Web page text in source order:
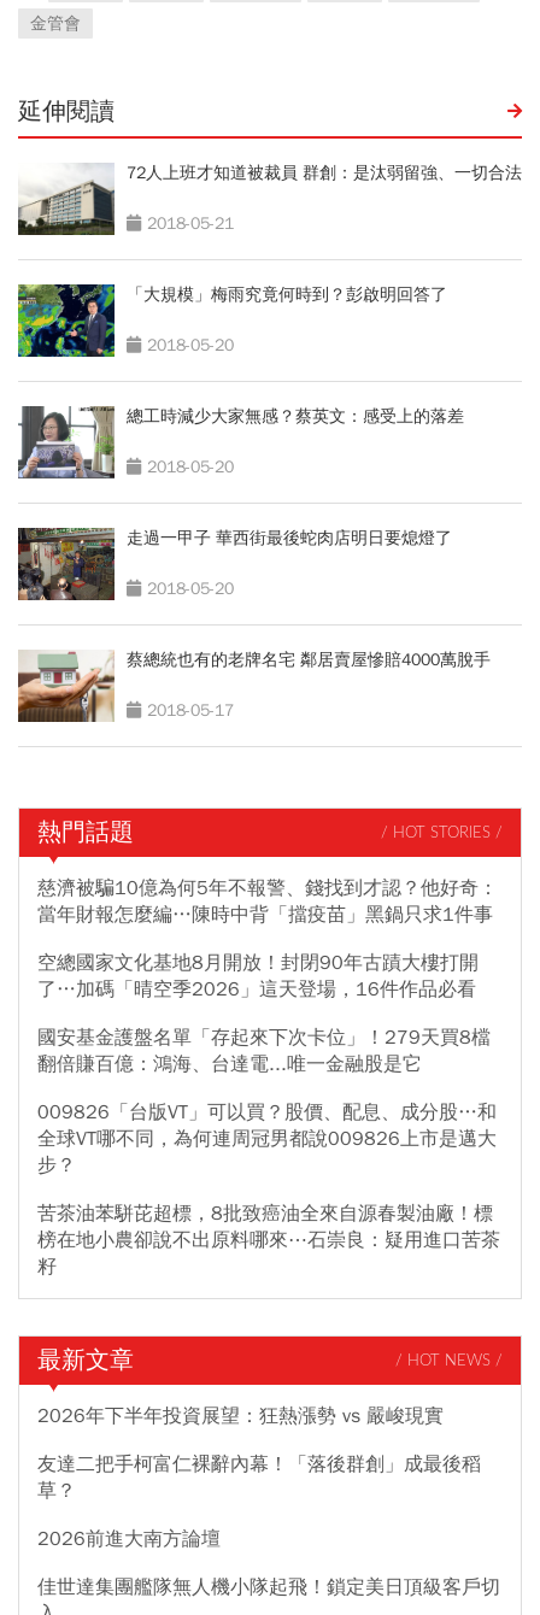
金管會
延伸閱讀
72人上班才知道被裁員 群創：是汰弱留強、一切合法
2018-05-21
「大規模」梅雨究竟何時到？彭啟明回答了
2018-05-20
總工時減少大家無感？蔡英文：感受上的落差
2018-05-20
走過一甲子 華西街最後蛇肉店明日要熄燈了
2018-05-20
蔡總統也有的老牌名宅 鄰居賣屋慘賠4000萬脫手
2018-05-17
熱門話題 / HOT STORIES /
慈濟被騙10億為何5年不報警、錢找到才認？他好奇：
當年財報怎麼編…陳時中背「擋疫苗」黑鍋只求1件事
空總國家文化基地8月開放！封閉90年古蹟大樓打開
了…加碼「晴空季2026」這天登場，16件作品必看
國安基金護盤名單「存起來下次卡位」！279天買8檔
翻倍賺百億：鴻海、台達電...唯一金融股是它
009826「台版VT」可以買？股價、配息、成分股…和
全球VT哪不同，為何連周冠男都說009826上市是邁大
步？
苦茶油苯駢芘超標，8批致癌油全來自源春製油廠！標
榜在地小農卻說不出原料哪來⋯石崇良：疑用進口苦茶
籽
最新文章 / HOT NEWS /
2026年下半年投資展望：狂熱漲勢 vs 嚴峻現實
友達二把手柯富仁裸辭內幕！「落後群創」成最後稻
草？
2026前進大南方論壇
佳世達集團艦隊無人機小隊起飛！鎖定美日頂級客戶切